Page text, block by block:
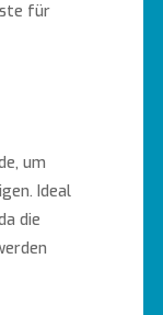
für
um
Ideal
die